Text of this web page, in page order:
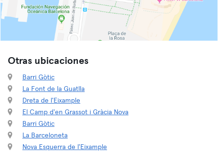
Otras ubicaciones
Barri Gòtic
La Font de la Guatlla
Dreta de l'Eixample
El Camp d'en Grassot i Gràcia Nova
Barri Gòtic
La Barceloneta
Nova Esquerra de l'Eixample